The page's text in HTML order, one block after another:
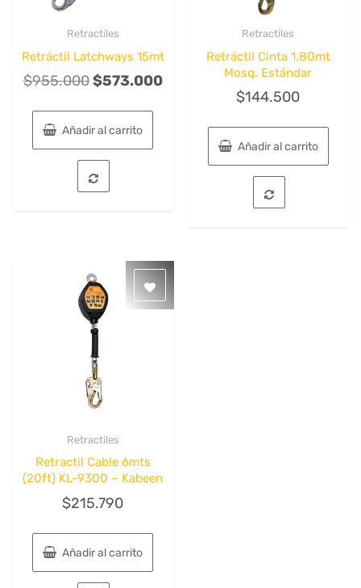
Retractiles
Retráctil Latchways 15mt
$955.000El
original
era:
$955.000.
$573.000El
$573.000.
Añadir al carrito
Retractiles
Retráctil Cinta 1.80mt
Mosq. Estándar
$144.500
Añadir al carrito
Retractiles
Retractil Cable 6mts
(20ft) KL-9300 – Kabeen
$215.790
Añadir al carrito